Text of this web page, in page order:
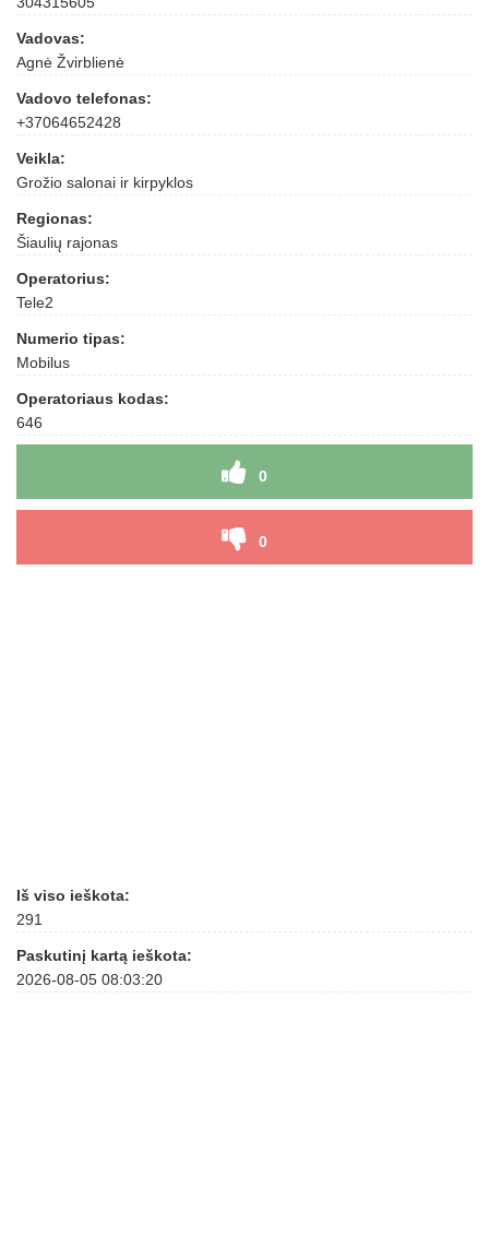
Vadovas:
Agnė Žvirblienė
Vadovo telefonas:
+37064652428
Veikla:
Grožio salonai ir kirpyklos
Regionas:
Šiaulių rajonas
Operatorius:
Tele2
Numerio tipas:
Mobilus
Operatoriaus kodas:
646
0
0
Iš viso ieškota:
291
Paskutinį kartą ieškota:
2026-08-05 08:03:20